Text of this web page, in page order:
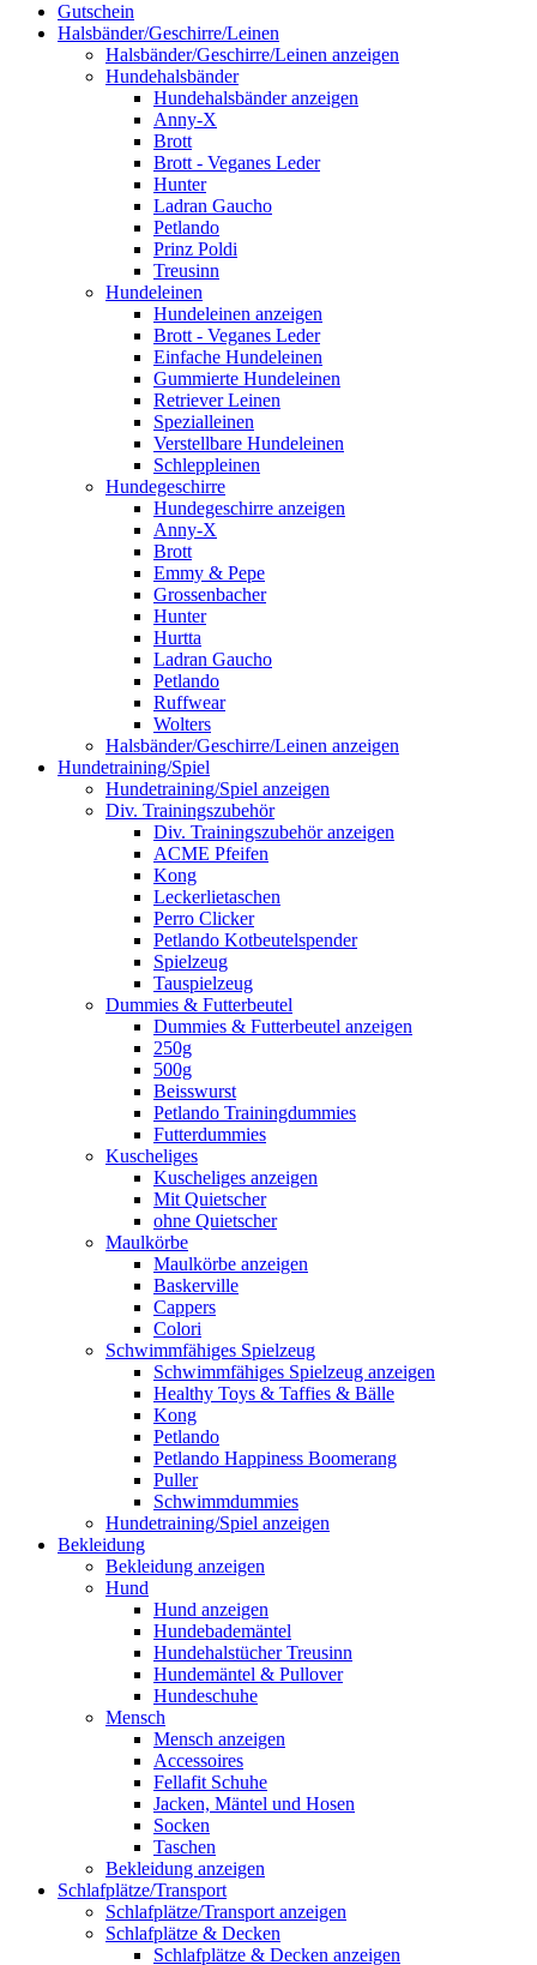
Gutschein
Halsbänder/Geschirre/Leinen
Halsbänder/Geschirre/Leinen anzeigen
Hundehalsbänder
Hundehalsbänder anzeigen
Anny-X
Brott
Brott - Veganes Leder
Hunter
Ladran Gaucho
Petlando
Prinz Poldi
Treusinn
Hundeleinen
Hundeleinen anzeigen
Brott - Veganes Leder
Einfache Hundeleinen
Gummierte Hundeleinen
Retriever Leinen
Spezialleinen
Verstellbare Hundeleinen
Schleppleinen
Hundegeschirre
Hundegeschirre anzeigen
Anny-X
Brott
Emmy & Pepe
Grossenbacher
Hunter
Hurtta
Ladran Gaucho
Petlando
Ruffwear
Wolters
Halsbänder/Geschirre/Leinen anzeigen
Hundetraining/Spiel
Hundetraining/Spiel anzeigen
Div. Trainingszubehör
Div. Trainingszubehör anzeigen
ACME Pfeifen
Kong
Leckerlietaschen
Perro Clicker
Petlando Kotbeutelspender
Spielzeug
Tauspielzeug
Dummies & Futterbeutel
Dummies & Futterbeutel anzeigen
250g
500g
Beisswurst
Petlando Trainingdummies
Futterdummies
Kuscheliges
Kuscheliges anzeigen
Mit Quietscher
ohne Quietscher
Maulkörbe
Maulkörbe anzeigen
Baskerville
Cappers
Colori
Schwimmfähiges Spielzeug
Schwimmfähiges Spielzeug anzeigen
Healthy Toys & Taffies & Bälle
Kong
Petlando
Petlando Happiness Boomerang
Puller
Schwimmdummies
Hundetraining/Spiel anzeigen
Bekleidung
Bekleidung anzeigen
Hund
Hund anzeigen
Hundebademäntel
Hundehalstücher Treusinn
Hundemäntel & Pullover
Hundeschuhe
Mensch
Mensch anzeigen
Accessoires
Fellafit Schuhe
Jacken, Mäntel und Hosen
Socken
Taschen
Bekleidung anzeigen
Schlafplätze/Transport
Schlafplätze/Transport anzeigen
Schlafplätze & Decken
Schlafplätze & Decken anzeigen